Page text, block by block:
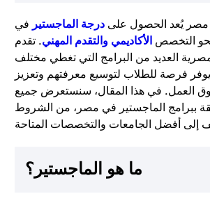
مصر يُعد الحصول على درجة الماجستير في
التخصص الأكاديمي والتقدم المهني. تقدم
العديد من البرامج التي تغطي مختلف
يوفر فرصة للطلاب لتوسيع معرفتهم وتعزيز
العمل. في هذا المقال، سنستعرض جميع
ببرامج الماجستير في مصر، من الشروط
ما هو الماجستير؟